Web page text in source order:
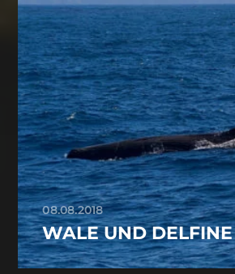
08.08.2018
WALE UND DELFINE